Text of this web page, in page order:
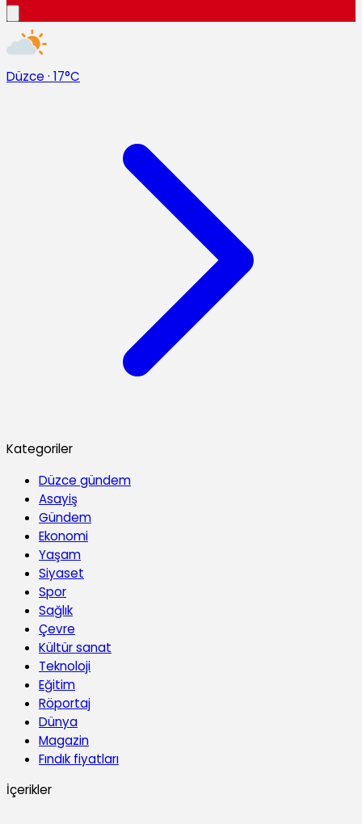
Düzce · 17°C
Kategoriler
Düzce gündem
Asayiş
Gündem
Ekonomi
Yaşam
Siyaset
Spor
Sağlık
Çevre
Kültür sanat
Teknoloji
Eğitim
Röportaj
Dünya
Magazin
Fındık fiyatları
İçerikler